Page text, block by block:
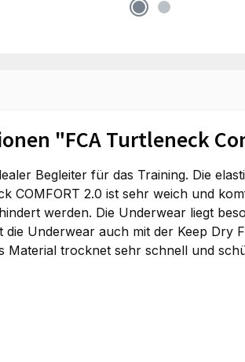
"FCA Turtleneck
Begleiter für das Training. Die
COMFORT 2.0 ist sehr weich und
werden. Die Underwear liegt
die Underwear auch mit der Keep Dry
Material trocknet sehr schnell und